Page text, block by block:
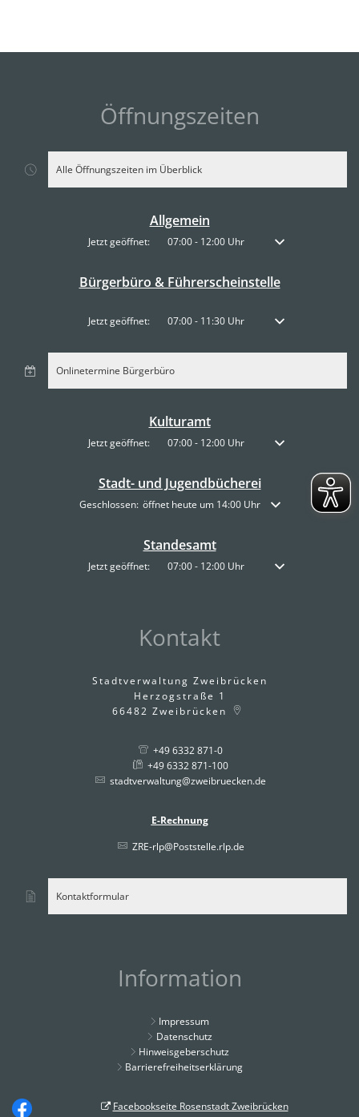
Öffnungszeiten
Alle Öffnungszeiten im Überblick
Allgemein
Klicken, um weitere Öffnungs- oder Schließzeiten auszublenden
Jetzt geöffnet: 07:00- 12:00Uhr Von 07:00 bis 12:00
Bürgerbüro & Führerscheinstelle
Klicken, um weitere Öffnungs- oder Schließzeiten auszublenden
Jetzt geöffnet: 07:00- 11:30Uhr Von 07:00 bis 11:30
Onlinetermine Bürgerbüro
Kulturamt
Klicken, um weitere Öffnungs- oder Schließzeiten auszublenden
Jetzt geöffnet: 07:00- 12:00Uhr Von 07:00 bis 12:00
Stadt- und Jugendbücherei
Klicken, um weitere Öffnungs- oder Schließzeiten
Geschlossen: öffnet heute um 14:00 Uhr
Standesamt
Klicken, um weitere Öffnungs- oder Schließzeiten auszublenden
Jetzt geöffnet: 07:00- 12:00Uhr Von 07:00 bis 12:00
Kontakt
Stadtverwaltung Zweibrücken
Herzogstraße 1
66482 Zweibrücken
+49 6332 871-0
+49 6332 871-100
stadtverwaltung@zweibruecken.de
E-Rechnung
ZRE-rlp@Poststelle.rlp.de
Kontaktformular
Information
Impressum
Datenschutz
Hinweisgeberschutz
Barrierefreiheitserklärung
Facebookseite Rosenstadt Zweibrücken